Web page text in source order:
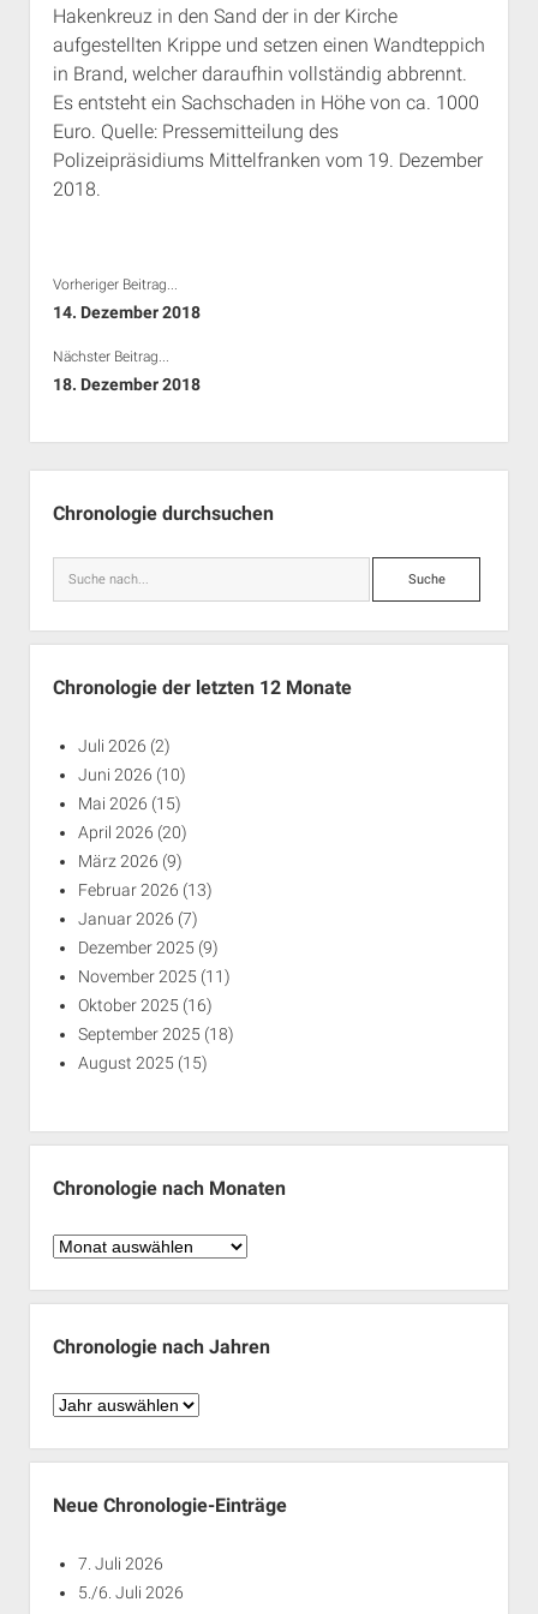
Rechte Termine München
Über a.i.d.a.
RSS-Feeds, Twitter & Facebook
Bibliothek
Kontakt & PGP-Key
Hakenkreuz in den Sand der in der Kirche
aufgestellten Krippe und setzen einen Wandteppich
in Brand, welcher daraufhin vollständig abbrennt.
Es entsteht ein Sachschaden in Höhe von ca. 1000
Euro. Quelle: Pressemitteilung des
Polizeipräsidiums Mittelfranken vom 19. Dezember
2018.
Vorheriger Beitrag...
14. Dezember 2018
Nächster Beitrag...
18. Dezember 2018
Chronologie durchsuchen
Suche
Chronologie der letzten 12 Monate
Juli 2026 (2)
Juni 2026 (10)
Mai 2026 (15)
April 2026 (20)
März 2026 (9)
Februar 2026 (13)
Januar 2026 (7)
Dezember 2025 (9)
November 2025 (11)
Oktober 2025 (16)
September 2025 (18)
August 2025 (15)
Chronologie nach Monaten
Chronologie
Monaten
Chronologie nach Jahren
Chronologie
Jahren
Neue Chronologie-Einträge
7. Juli 2026
5./6. Juli 2026